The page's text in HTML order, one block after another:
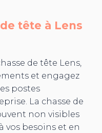
tête à Lens
de tête Lens,
et engagez
postes
La chasse de
non visibles
vos besoins et en